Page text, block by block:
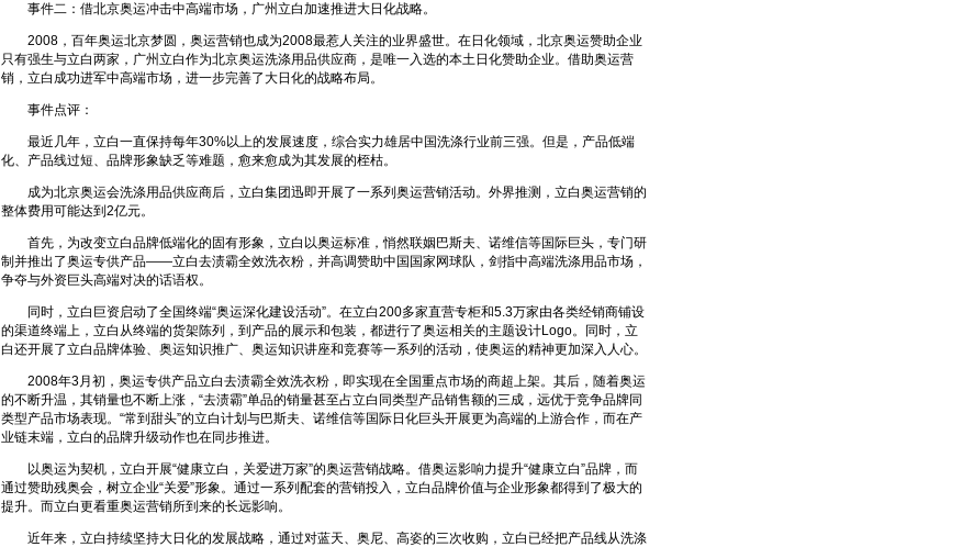
事件二：借北京奥运冲击中高端市场，广州立白加速推进大日化战略。
2008，百年奥运北京梦圆，奥运营销也成为2008最惹人关注的业界盛世。在日化领域，北京奥运赞助企业
只有强生与立白两家，广州立白作为北京奥运洗涤用品供应商，是唯一入选的本土日化赞助企业。借助奥运营
销，立白成功进军中高端市场，进一步完善了大日化的战略布局。
事件点评：
最近几年，立白一直保持每年30%以上的发展速度，综合实力雄居中国洗涤行业前三强。但是，产品低端
化、产品线过短、品牌形象缺乏等难题，愈来愈成为其发展的桎枯。
成为北京奥运会洗涤用品供应商后，立白集团迅即开展了一系列奥运营销活动。外界推测，立白奥运营销的
整体费用可能达到2亿元。
首先，为改变立白品牌低端化的固有形象，立白以奥运标准，悄然联姻巴斯夫、诺维信等国际巨头，专门研
制并推出了奥运专供产品——立白去渍霸全效洗衣粉，并高调赞助中国国家网球队，剑指中高端洗涤用品市场，
争夺与外资巨头高端对决的话语权。
同时，立白巨资启动了全国终端“奥运深化建设活动”。在立白200多家直营专柜和5.3万家由各类经销商铺设
的渠道终端上，立白从终端的货架陈列，到产品的展示和包装，都进行了奥运相关的主题设计Logo。同时，立
白还开展了立白品牌体验、奥运知识推广、奥运知识讲座和竞赛等一系列的活动，使奥运的精神更加深入人心。
2008年3月初，奥运专供产品立白去渍霸全效洗衣粉，即实现在全国重点市场的商超上架。其后，随着奥运
的不断升温，其销量也不断上涨，“去渍霸”单品的销量甚至占立白同类型产品销售额的三成，远优于竞争品牌同
类型产品市场表现。“常到甜头”的立白计划与巴斯夫、诺维信等国际日化巨头开展更为高端的上游合作，而在产
业链末端，立白的品牌升级动作也在同步推进。
以奥运为契机，立白开展“健康立白，关爱进万家”的奥运营销战略。借奥运影响力提升“健康立白”品牌，而
通过赞助残奥会，树立企业“关爱”形象。通过一系列配套的营销投入，立白品牌价值与企业形象都得到了极大的
提升。而立白更看重奥运营销所到来的长远影响。
近年来，立白持续坚持大日化的发展战略，通过对蓝天、奥尼、高姿的三次收购，立白已经把产品线从洗涤